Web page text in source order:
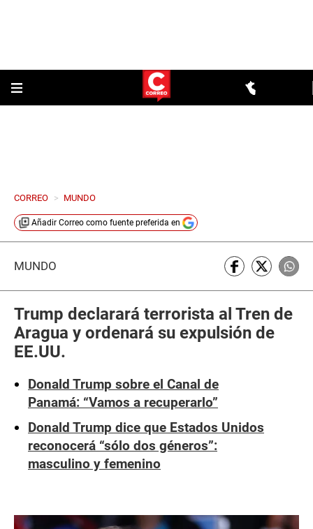
CORREO > MUNDO
Añadir Correo como fuente preferida en
MUNDO
Trump declarará terrorista al Tren de
Aragua y ordenará su expulsión de
EE.UU.
Donald Trump sobre el Canal de
Panamá: “Vamos a recuperarlo”
Donald Trump dice que Estados Unidos
reconocerá “sólo dos géneros”:
masculino y femenino